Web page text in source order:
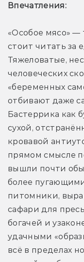
Впечатления:
«Особое мясо» —
стоит читать за
Тяжеловатые,
человеческих
«беременных
отбивают даже
Бастеррика как
сухой,
кровавой
прямом смысле
вышли почти
более
питомники,
сафари для
богачей и
удачными
всё в пределах